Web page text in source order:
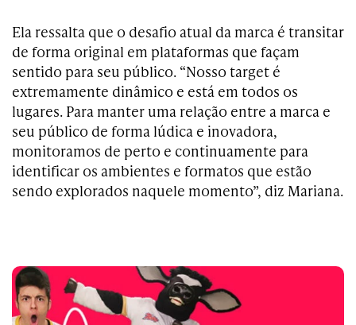
Ela ressalta que o desafio atual da marca é transitar
de forma original em plataformas que façam
sentido para seu público. “Nosso target é
extremamente dinâmico e está em todos os
lugares. Para manter uma relação entre a marca e
seu público de forma lúdica e inovadora,
monitoramos de perto e continuamente para
identificar os ambientes e formatos que estão
sendo explorados naquele momento”, diz Mariana.